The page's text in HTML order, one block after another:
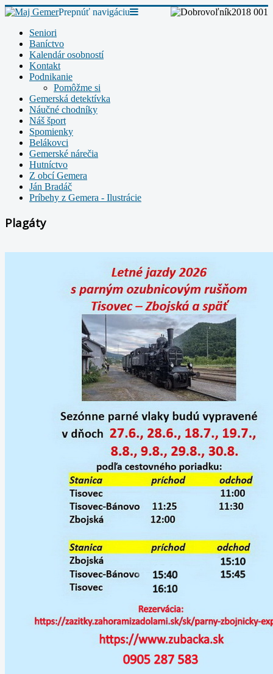
Prepnúť navigáciu
Seniori
Baníctvo
Kalendár osobností
Kontakt
Podnikanie
Pomôžme si
Gemerská detektívka
Náučné chodníky
Náš šport
Spomienky
Belákovci
Gemerské nárečia
Hutníctvo
Z obcí Gemera
Ján Bradáč
Príbehy z Gemera - Ilustrácie
Plagáty